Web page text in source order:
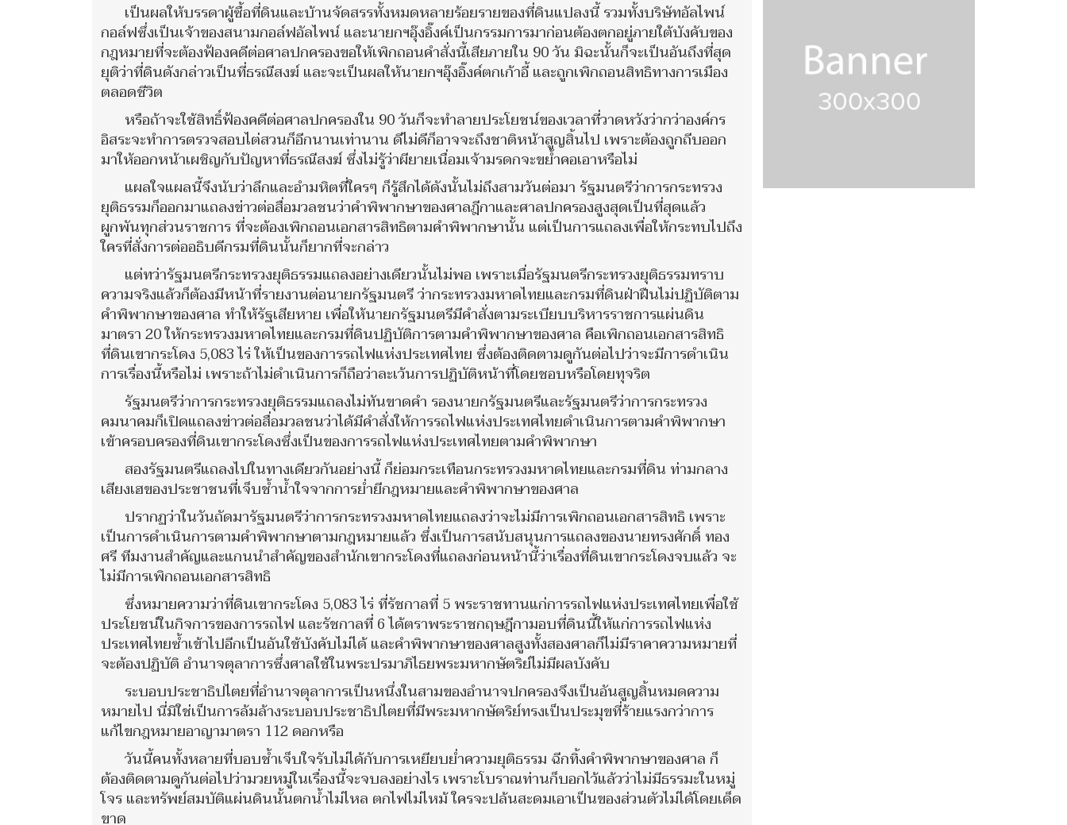
เป็นผลให้บรรดาผู้ซื้อที่ดินและบ้านจัดสรรทั้งหมดหลายร้อยรายของที่ดินแปลงนี้ รวมทั้งบริษัทอัลไพน์
กอล์ฟซึ่งเป็นเจ้าของสนามกอล์ฟอัลไพน์ และนายกฯอุ๊งอิ๊งค์เป็นกรรมการมาก่อนต้องตกอยู่ภายใต้บังคับของ
กฎหมายที่จะต้องฟ้องคดีต่อศาลปกครองขอให้เพิกถอนคำสั่งนี้เสียภายใน 90 วัน มิฉะนั้นก็จะเป็นอันถึงที่สุด
ยุติว่าที่ดินดังกล่าวเป็นที่ธรณีสงฆ์ และจะเป็นผลให้นายกฯอุ๊งอิ๊งค์ตกเก้าอี้ และถูกเพิกถอนสิทธิทางการเมือง
ตลอดชีวิต
หรือถ้าจะใช้สิทธิ์ฟ้องคดีต่อศาลปกครองใน 90 วันก็จะทำลายประโยชน์ของเวลาที่วาดหวังว่ากว่าองค์กร
อิสระจะทำการตรวจสอบไต่สวนก็อีกนานเท่านาน ดีไม่ดีก็อาจจะถึงชาติหน้าสูญสิ้นไป เพราะต้องถูกถีบออก
มาให้ออกหน้าเผชิญกับปัญหาที่ธรณีสงฆ์ ซึ่งไม่รู้ว่าผียายเนื่อมเจ้ามรดกจะขย้ำคอเอาหรือไม่
แผลใจแผลนี้จึงนับว่าลึกและอำมหิตที่ใครๆ ก็รู้สึกได้ดังนั้นไม่ถึงสามวันต่อมา รัฐมนตรีว่าการกระทรวง
ยุติธรรมก็ออกมาแถลงข่าวต่อสื่อมวลชนว่าคำพิพากษาของศาลฎีกาและศาลปกครองสูงสุดเป็นที่สุดแล้ว
ผูกพันทุกส่วนราชการ ที่จะต้องเพิกถอนเอกสารสิทธิตามคำพิพากษานั้น แต่เป็นการแถลงเพื่อให้กระทบไปถึง
ใครที่สั่งการต่ออธิบดีกรมที่ดินนั้นก็ยากที่จะกล่าว
แต่ทว่ารัฐมนตรีกระทรวงยุติธรรมแถลงอย่างเดียวนั้นไม่พอ เพราะเมื่อรัฐมนตรีกระทรวงยุติธรรมทราบ
ความจริงแล้วก็ต้องมีหน้าที่รายงานต่อนายกรัฐมนตรี ว่ากระทรวงมหาดไทยและกรมที่ดินฝ่าฝืนไม่ปฏิบัติตาม
คำพิพากษาของศาล ทำให้รัฐเสียหาย เพื่อให้นายกรัฐมนตรีมีคำสั่งตามระเบียบบริหารราชการแผ่นดิน
มาตรา 20 ให้กระทรวงมหาดไทยและกรมที่ดินปฏิบัติการตามคำพิพากษาของศาล คือเพิกถอนเอกสารสิทธิ
ที่ดินเขากระโดง 5,083 ไร่ ให้เป็นของการรถไฟแห่งประเทศไทย ซึ่งต้องติดตามดูกันต่อไปว่าจะมีการดำเนิน
การเรื่องนี้หรือไม่ เพราะถ้าไม่ดำเนินการก็ถือว่าละเว้นการปฏิบัติหน้าที่โดยชอบหรือโดยทุจริต
รัฐมนตรีว่าการกระทรวงยุติธรรมแถลงไม่ทันขาดคำ รองนายกรัฐมนตรีและรัฐมนตรีว่าการกระทรวง
คมนาคมก็เปิดแถลงข่าวต่อสื่อมวลชนว่าได้มีคำสั่งให้การรถไฟแห่งประเทศไทยดำเนินการตามคำพิพากษา
เข้าครอบครองที่ดินเขากระโดงซึ่งเป็นของการรถไฟแห่งประเทศไทยตามคำพิพากษา
สองรัฐมนตรีแถลงไปในทางเดียวกันอย่างนี้ ก็ย่อมกระเทือนกระทรวงมหาดไทยและกรมที่ดิน ท่ามกลาง
เสียงเฮของประชาชนที่เจ็บช้ำน้ำใจจากการย่ำยีกฎหมายและคำพิพากษาของศาล
ปรากฏว่าในวันถัดมารัฐมนตรีว่าการกระทรวงมหาดไทยแถลงว่าจะไม่มีการเพิกถอนเอกสารสิทธิ เพราะ
เป็นการดำเนินการตามคำพิพากษาตามกฎหมายแล้ว ซึ่งเป็นการสนับสนุนการแถลงของนายทรงศักดิ์ ทอง
ศรี ทีมงานสำคัญและแกนนำสำคัญของสำนักเขากระโดงที่แถลงก่อนหน้านี้ว่าเรื่องที่ดินเขากระโดงจบแล้ว จะ
ไม่มีการเพิกถอนเอกสารสิทธิ
ซึ่งหมายความว่าที่ดินเขากระโดง 5,083 ไร่ ที่รัชกาลที่ 5 พระราชทานแก่การรถไฟแห่งประเทศไทยเพื่อใช้
ประโยชน์ในกิจการของการรถไฟ และรัชกาลที่ 6 ได้ตราพระราชกฤษฎีกามอบที่ดินนี้ให้แก่การรถไฟแห่ง
ประเทศไทยซ้ำเข้าไปอีกเป็นอันใช้บังคับไม่ได้ และคำพิพากษาของศาลสูงทั้งสองศาลก็ไม่มีราคาความหมายที่
จะต้องปฏิบัติ อำนาจตุลาการซึ่งศาลใช้ในพระปรมาภิไธยพระมหากษัตริย์ไม่มีผลบังคับ
ระบอบประชาธิปไตยที่อำนาจตุลาการเป็นหนึ่งในสามของอำนาจปกครองจึงเป็นอันสูญสิ้นหมดความ
หมายไป นี่มิใช่เป็นการล้มล้างระบอบประชาธิปไตยที่มีพระมหากษัตริย์ทรงเป็นประมุขที่ร้ายแรงกว่าการ
แก้ไขกฎหมายอาญามาตรา 112 ดอกหรือ
วันนี้คนทั้งหลายที่บอบช้ำเจ็บใจรับไม่ได้กับการเหยียบย่ำความยุติธรรม ฉีกทิ้งคำพิพากษาของศาล ก็
ต้องติดตามดูกันต่อไปว่ามวยหมู่ในเรื่องนี้จะจบลงอย่างไร เพราะโบราณท่านก็บอกไว้แล้วว่าไม่มีธรรมะในหมู่
โจร และทรัพย์สมบัติแผ่นดินนั้นตกน้ำไม่ไหล ตกไฟไม่ไหม้ ใครจะปล้นสะดมเอาเป็นของส่วนตัวไม่ได้โดยเด็ด
ขาด